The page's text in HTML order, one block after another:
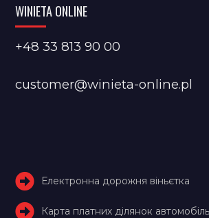
WINIETA ONLINE
+48 33 813 90 00
customer@winieta-online.pl
Електронна дорожня віньєтка
Карта платних ділянок